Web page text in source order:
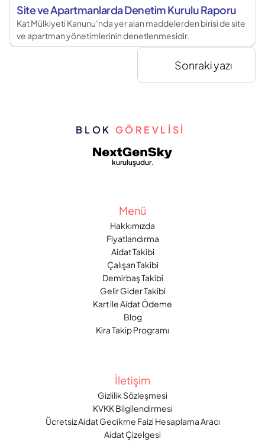
Sonraki yazı
Site ve Apartmanlarda Denetim Kurulu Raporu
Kat Mülkiyeti Kanunu’nda yer alan maddelerden birisi de site
ve apartman yönetimlerinin denetlenmesidir.
BLOK GÖREVLİSİ
kuruluşudur.
Menü
Hakkımızda
Fiyatlandırma
Aidat Takibi
Çalışan Takibi
Demirbaş Takibi
Gelir Gider Takibi
Kart ile Aidat Ödeme
Blog
Kira Takip Programı
İletişim
Gizlilik Sözleşmesi
KVKK Bilgilendirmesi
Ücretsiz Aidat Gecikme Faizi Hesaplama Aracı
Aidat Çizelgesi